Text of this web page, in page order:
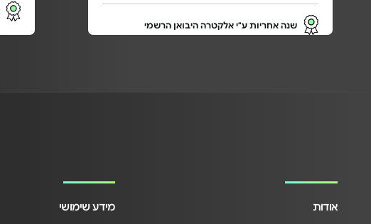
שנה אחריות ע"י אלקטרה היבואן הרשמי
אודות מידע שימושי